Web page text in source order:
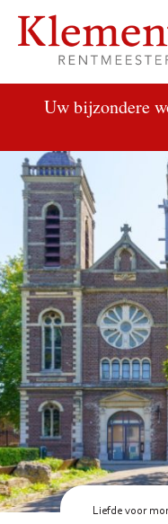
Liefde voor
Uw bijzondere